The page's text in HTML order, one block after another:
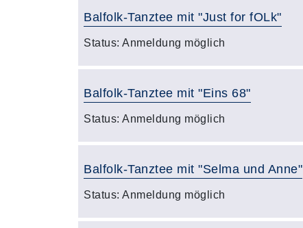
Balfolk-Tanztee mit "Just for fOLk"
Status: Anmeldung möglich
Balfolk-Tanztee mit "Eins 68"
Status: Anmeldung möglich
Balfolk-Tanztee mit "Selma und Anne"
Status: Anmeldung möglich